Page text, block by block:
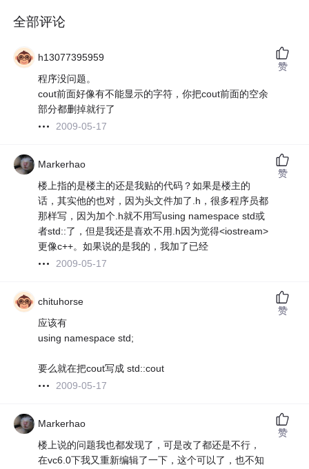
全部评论
h13077395959
程序没问题。
cout前面好像有不能显示的字符，你把cout前面的空余
部分都删掉就行了
2009-05-17
赞
Markerhao
楼上指的是楼主的还是我贴的代码？如果是楼主的
话，其实他的也对，因为头文件加了.h，很多程序员都
那样写，因为加个.h就不用写using namespace std或
者std::了，但是我还是喜欢不用.h因为觉得<iostream>
更像c++。如果说的是我的，我加了已经
2009-05-17
赞
chituhorse
应该有
using namespace std;
要么就在把cout写成 std::cout
2009-05-17
赞
Markerhao
楼上说的问题我也都发现了，可是改了都还是不行，
在vc6.0下我又重新编辑了一下，这个可以了，也不知
赞